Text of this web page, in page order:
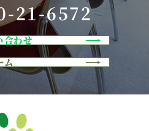
21-6572
わせ
ム